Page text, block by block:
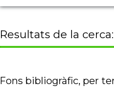
Resultats de la cerca:
Fons bibliogràfic, per